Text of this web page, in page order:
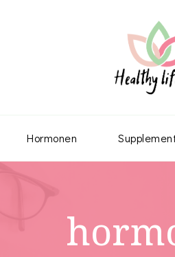
Hormonen